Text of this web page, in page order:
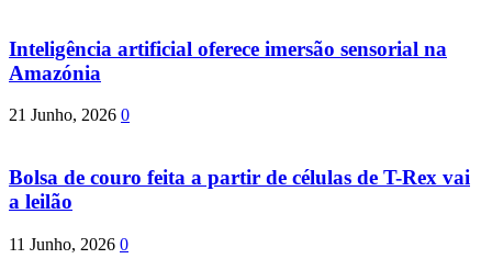
Inteligência artificial oferece imersão sensorial na
Amazónia
21 Junho, 2026 0
Bolsa de couro feita a partir de células de T-Rex vai
a leilão
11 Junho, 2026 0